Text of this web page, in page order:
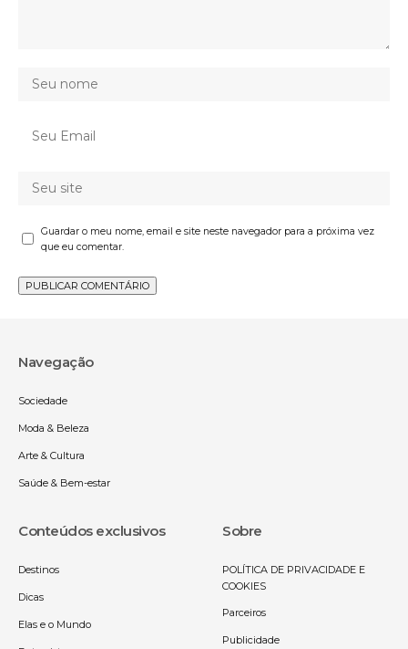
Guardar o meu nome, email e site neste navegador para a próxima vez
que eu comentar.
Navegação
Sociedade
Moda & Beleza
Arte & Cultura
Saúde & Bem-estar
Conteúdos exclusivos
Destinos
Dicas
Elas e o Mundo
Sobre
POLÍTICA DE PRIVACIDADE E
COOKIES
Parceiros
Publicidade